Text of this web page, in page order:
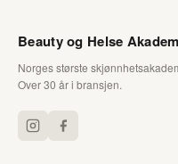
Beauty og Helse
Norges største
Over 30 år i bransjen.